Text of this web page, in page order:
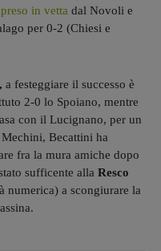
in vetta dal Novoli e
per 0-2 (Chiesi e
a festeggiare il successo è
2-0 lo Spoiano, mentre
con il Lucignano, per un
Becattini ha
fra la mura amiche dopo
sufficente alla Resco
numerica) a scongiurare la